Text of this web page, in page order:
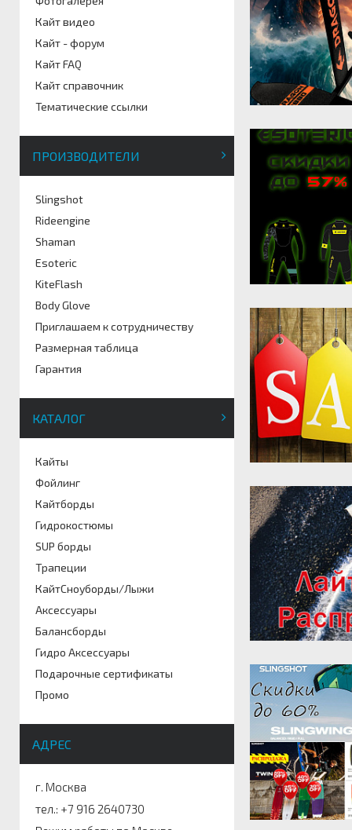
Кайт видео
Кайт - форум
Кайт FAQ
Кайт справочник
Тематические ссылки
ПРОИЗВОДИТЕЛИ
Slingshot
Rideengine
Shaman
Esoteric
KiteFlash
Body Glove
Приглашаем к сотрудничеству
Размерная таблица
Гарантия
КАТАЛОГ
Кайты
Фойлинг
Кайтборды
Гидрокостюмы
SUP борды
Трапеции
КайтСноуборды/Лыжи
Аксессуары
Балансборды
Гидро Аксессуары
Подарочные сертификаты
Промо
АДРЕС
г. Москва
тел.: +7 916 2640730